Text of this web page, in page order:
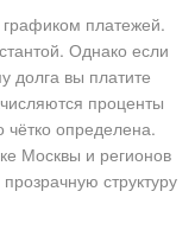
платежей.
Однако если
долга вы платите
проценты
чётко определена.
Москвы и регионов
структуру